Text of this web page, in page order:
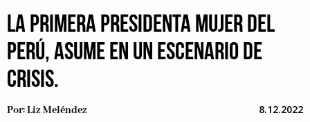
LA PRIMERA PRESIDENTA MUJER DEL
PERÚ, ASUME EN UN ESCENARIO DE
CRISIS.
Por:Liz Meléndez 8.12.2022